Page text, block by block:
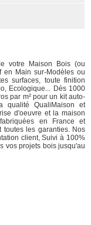
votre Maison Bois (ou
en Main sur-Modèles ou
surfaces, toute finition
Ecologique... Dès 1000
par m² pour un kit auto-
qualité QualiMaison et
d'oeuvre et la maison
en France et
toutes les garanties. Nos
client, Suivi à 100%
vos projets bois jusqu'au